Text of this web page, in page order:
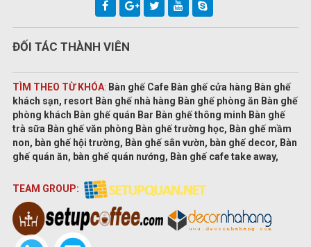
ĐỐI TÁC THÀNH VIÊN
TÌM THEO TỪ KHÓA: Bàn ghế Cafe Bàn ghế cửa hàng Bàn ghế
khách sạn, resort Bàn ghế nhà hàng Bàn ghế phòng ăn Bàn ghế
phòng khách Bàn ghế quán Bar Bàn ghế thông minh Bàn ghế
trà sữa Bàn ghế văn phòng Bàn ghế trường học, Bàn ghế mầm
non, bàn ghế hội trường, Bàn ghế sân vườn, bàn ghế decor, Bàn
ghế quán ăn, bàn ghế quán nướng, Bàn ghế cafe take away,
TEAM GROUP: